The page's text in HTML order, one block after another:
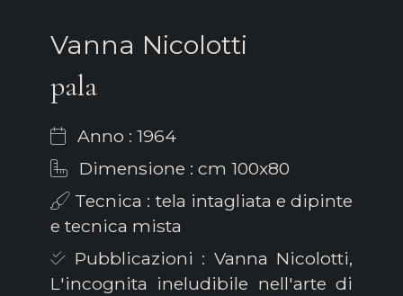
Vanna Nicolotti
pala
Anno : 1964
Dimensione : cm 100x80
Tecnica : tela intagliata e dipinte
e tecnica mista
Pubblicazioni : Vanna Nicolotti,
L'incognita ineludibile nell'arte di